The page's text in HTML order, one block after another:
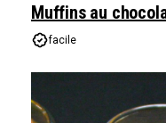
Muffins au
facile